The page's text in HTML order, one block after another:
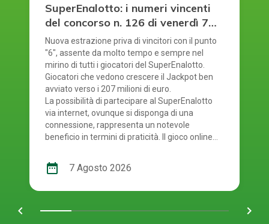
SuperEnalotto: i numeri vincenti
del concorso n. 126 di venerdì 7
agosto 2026
Nuova estrazione priva di vincitori con il punto
"6", assente da molto tempo e sempre nel
mirino di tutti i giocatori del SuperEnalotto.
Giocatori che vedono crescere il Jackpot ben
avviato verso i 207 milioni di euro.
La possibilità di partecipare al SuperEnalotto
via internet, ovunque si disponga di una
connessione, rappresenta un notevole
beneficio in termini di praticità. Il gioco online
questo considerevole vantaggio: evita la
necessità di recarsi fisicamente in ricevitoria
tempo. E' giunto il momento quindi di
date_range 7 Agosto 2026
chevron_left navigate_next